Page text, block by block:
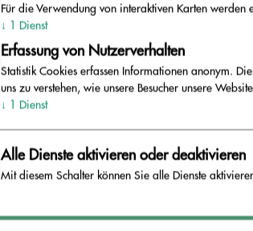
12.09.26: Tag des
offenen
in Herzberg
Artikel lesen
Für die Verwendung von interaktiven Karten werden
↓ 1 Dienst
Erfassung von Nutzerverhalten
Statistik Cookies erfassen Informationen anonym.
uns zu verstehen, wie unsere Besucher unsere
↓ 1 Dienst
Alle Dienste aktivieren oder deaktivieren
Mit diesem Schalter können Sie alle Dienste